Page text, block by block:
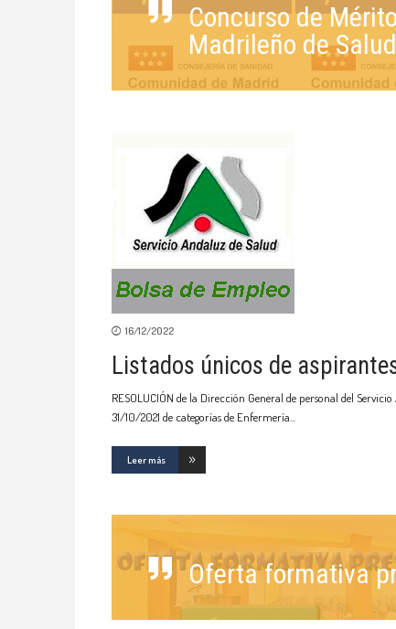
Concurso de
Madrileño de
16/12/2022
Listados únicos de
RESOLUCIÓN de la Dirección General de personal del
31/10/2021 de categorías de Enfermería
Leer más
Oferta formativa